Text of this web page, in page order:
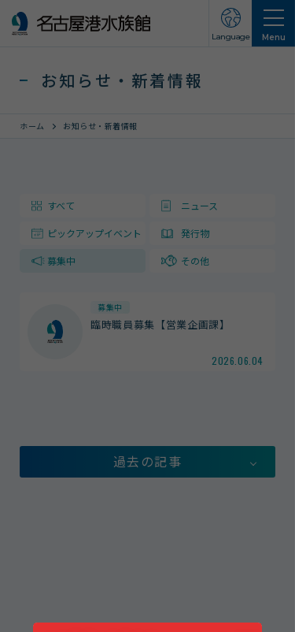
Menu
Language
営業・イベントスケジュール
入館チケット
交通アクセス
名古屋港水族館ってこんなところ
お知らせ・新着情報
ホーム お知らせ・新着情報
すべて ニュース
ピックアップイベント 発行物
募集中 その他
2026.06.04
募集中
臨時職員募集【営業企画課】
過去の記事